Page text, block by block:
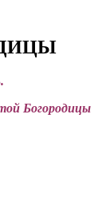
Богородицы